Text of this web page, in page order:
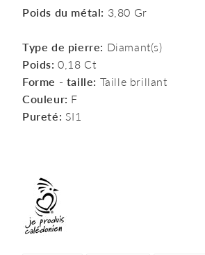
Poids du métal: 3,80 Gr
Type de pierre: Diamant(s)
Poids: 0,18 Ct
Forme - taille: Taille brillant
Couleur: F
Pureté: SI1